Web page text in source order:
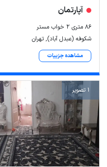
آپارتمان
۸۶ متری ۲ خواب مستر
شکوفه (عبدل آباد), تهران
مشاهده جزییات
1 تصویر